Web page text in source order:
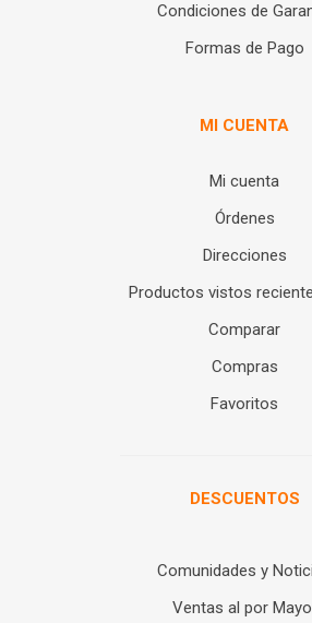
Condiciones de
Formas de Pago
MI CUENTA
Mi cuenta
Órdenes
Direcciones
Productos vistos
Comparar
Compras
Favoritos
DESCUENTOS
Comunidades y
Ventas al por